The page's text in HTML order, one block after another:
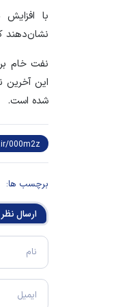
با
نشان‌دهند
نفت خام
این آخرین
شده است.
برچسب ها:
ارسال‌ نظر